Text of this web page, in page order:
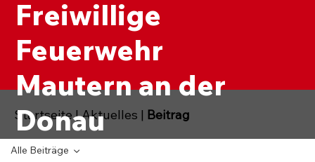
Freiwillige
Feuerwehr
Mautern an der
Donau
Alle Beiträge
Startseite|Aktuelles | Beitrag